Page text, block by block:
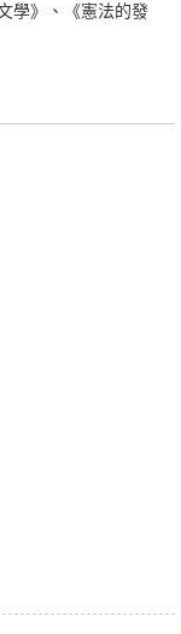
學》、《憲法的發